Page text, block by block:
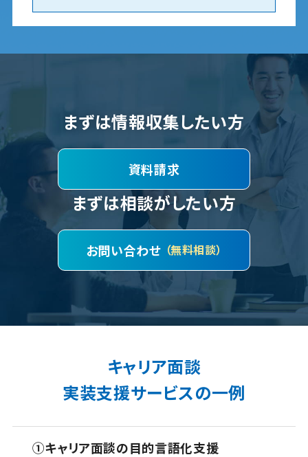
まずは情報収集したい方
資料請求
まずは相談がしたい方
お問い合わせ （無料相談）
キャリア面談
実装支援サービスの一例
①キャリア面談の目的言語化支援